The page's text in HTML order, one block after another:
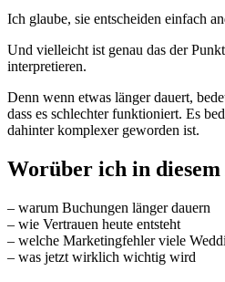
Ich glaube, sie entscheiden einfach
Und vielleicht ist genau das der
interpretieren.
Denn wenn etwas länger dauert,
dass es schlechter funktioniert. Es
dahinter komplexer geworden ist.
Worüber ich in
– warum Buchungen länger dauern
– wie Vertrauen heute entsteht
– welche Marketingfehler viele
– was jetzt wirklich wichtig wird